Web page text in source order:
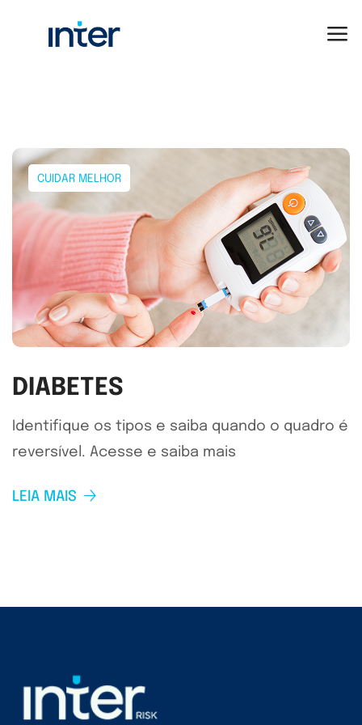
CUIDAR MELHOR
DIABETES
Identifique os tipos e saiba quando o quadro é
reversível. Acesse e saiba mais
LEIA MAIS